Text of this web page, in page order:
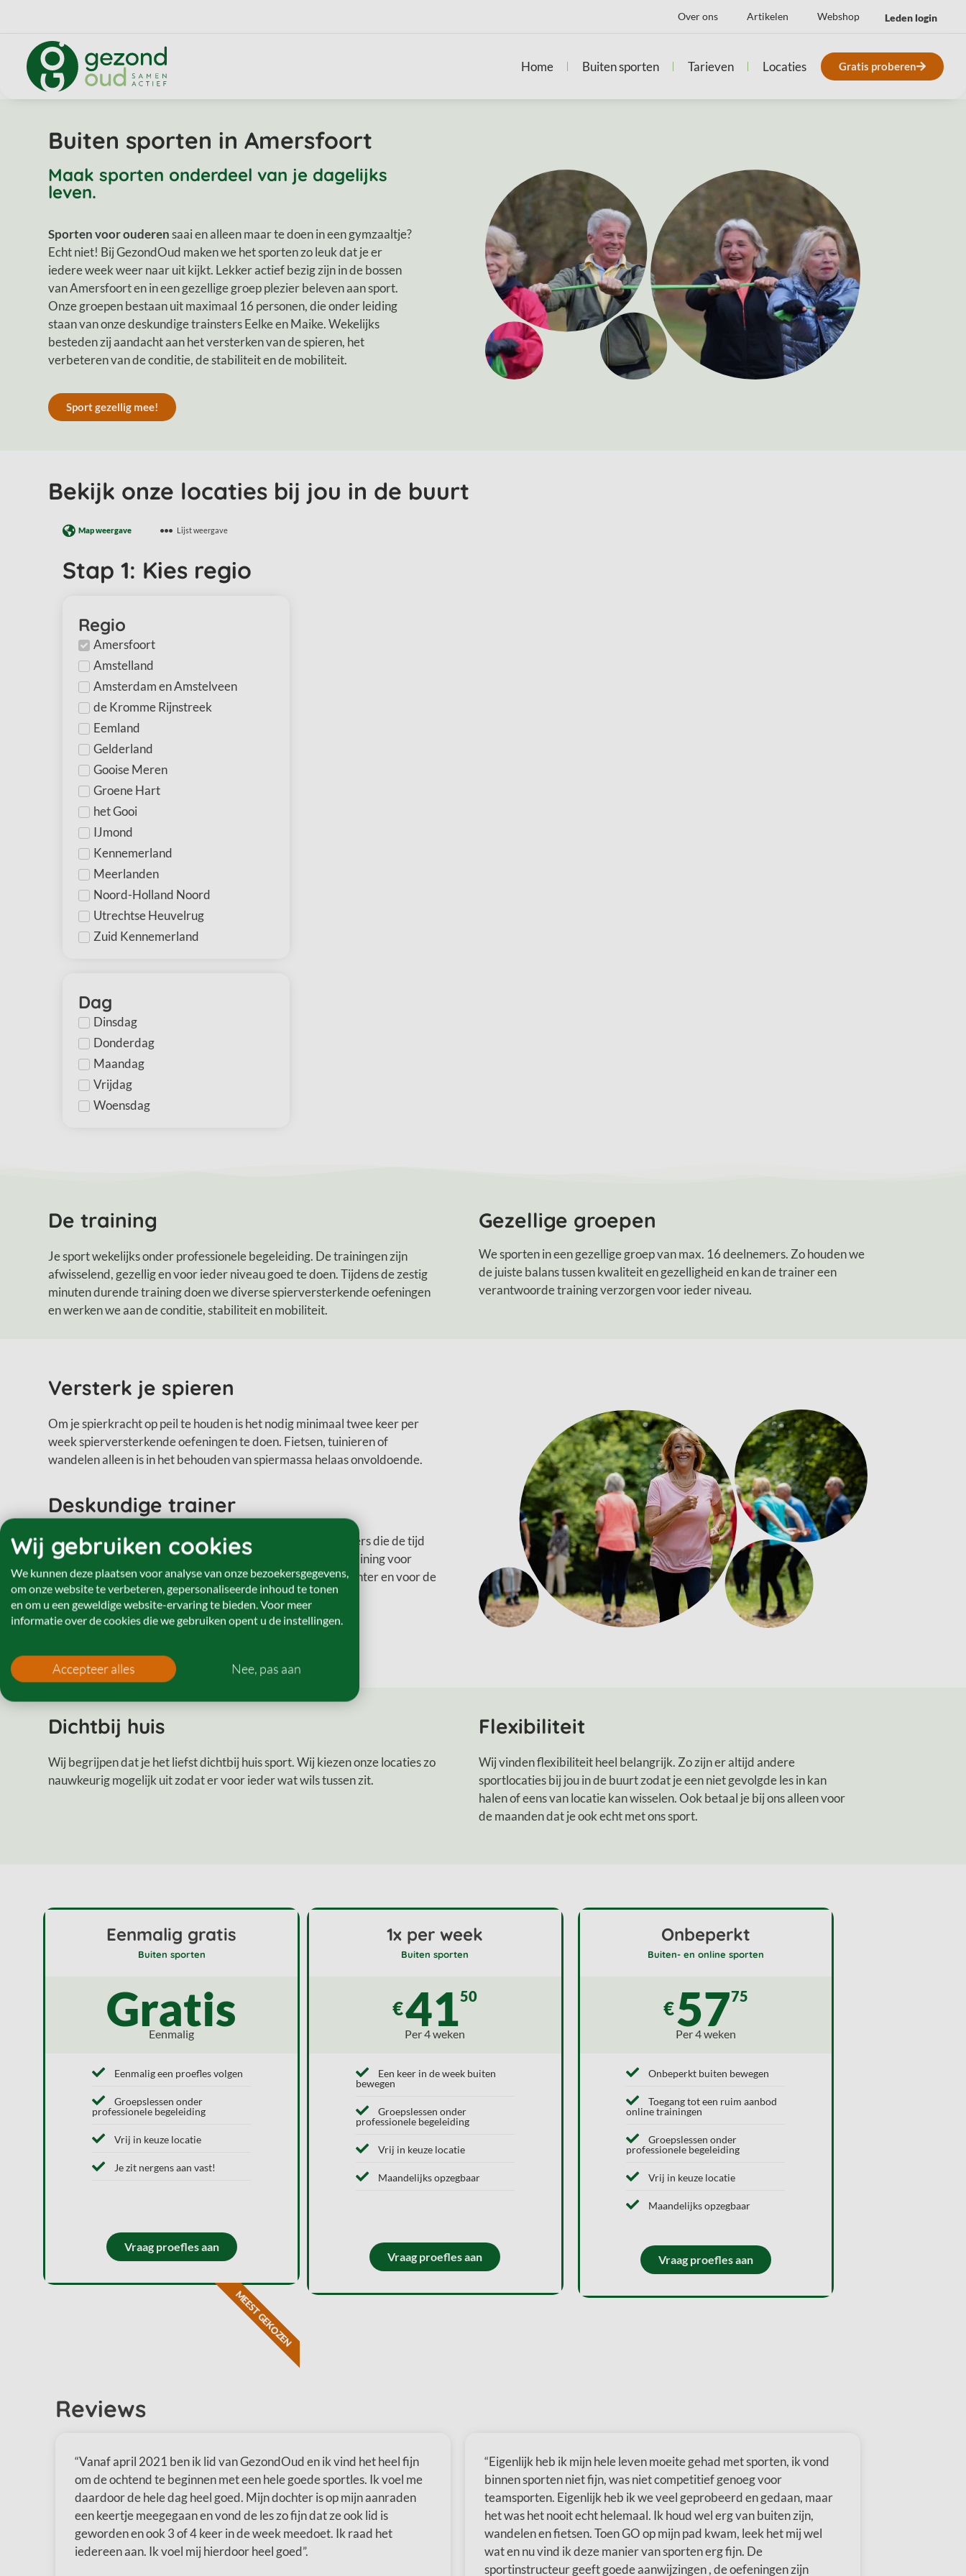
Over ons Artikelen Webshop Leden login
Home Buiten sporten Tarieven Locaties Gratis proberen
Buiten sporten in Amersfoort
Maak sporten onderdeel van je dagelijks
leven.
Sporten voor ouderensaai en alleen maar te doen in een gymzaaltje?
Echt niet! Bij GezondOud maken we het sporten zo leuk dat je er
iedere week weer naar uit kijkt. Lekker actief bezig zijn in de bossen
van Amersfoort en in een gezellige groep plezier beleven aan sport.
Onze groepen bestaan uit maximaal 16 personen, die onder leiding
staan van onze deskundige trainsters Eelke en Maike. Wekelijks
besteden zij aandacht aan het versterken van de spieren, het
verbeteren van de conditie, de stabiliteit en de mobiliteit.
Sport gezellig mee!
Bekijk onze locaties bij jou in de buurt
Map weergave Lijst weergave
Stap 1: Kies regio
Regio
Amersfoort
Amstelland
Amsterdam en Amstelveen
de Kromme Rijnstreek
Eemland
Gelderland
Gooise Meren
Groene Hart
het Gooi
IJmond
Kennemerland
Meerlanden
Noord-Holland Noord
Utrechtse Heuvelrug
Zuid Kennemerland
Dag
Dinsdag
Donderdag
Maandag
Vrijdag
Woensdag
De training
Je sport wekelijks onder professionele begeleiding. De trainingen zijn
afwisselend, gezellig en voor ieder niveau goed te doen. Tijdens de zestig
minuten durende training doen we diverse spierversterkende oefeningen
en werken we aan de conditie, stabiliteit en mobiliteit.
Gezellige groepen
We sporten in een gezellige groep van max. 16 deelnemers. Zo houden we
de juiste balans tussen kwaliteit en gezelligheid en kan de trainer een
verantwoorde training verzorgen voor ieder niveau.
Versterk je spieren
Om je spierkracht op peil te houden is het nodig minimaal twee keer per
week spierversterkende oefeningen te doen. Fietsen, tuinieren of
wandelen alleen is in het behouden van spiermassa helaas onvoldoende.
Deskundige trainer
Alle trainingen worden gegeven door gecertificeerde trainers die de tijd
nemen voor goede individuele begeleiding. Zij maken de training voor
ieder niveau aantrekkelijk, door de oefening voor de één lichter en voor de
ander juist uitdagender te maken.
Dichtbij huis
Wij begrijpen dat je het liefst dichtbij huis sport. Wij kiezen onze locaties zo
nauwkeurig mogelijk uit zodat er voor ieder wat wils tussen zit.
Flexibiliteit
Wij vinden flexibiliteit heel belangrijk. Zo zijn er altijd andere
sportlocaties bij jou in de buurt zodat je een niet gevolgde les in kan
halen of eens van locatie kan wisselen. Ook betaal je bij ons alleen voor
de maanden dat je ook echt met ons sport.
Eenmalig gratis
Buiten sporten
Gratis
Eenmalig
Eenmalig een proefles volgen
Groepslessen onder
professionele begeleiding
Vrij in keuze locatie
Je zit nergens aan vast!
Vraag proefles aan
MEEST GEKOZEN
1x per week
Buiten sporten
€4150
Per 4 weken
Een keer in de week buiten
bewegen
Groepslessen onder
professionele begeleiding
Vrij in keuze locatie
Maandelijks opzegbaar
Vraag proefles aan
Onbeperkt
Buiten- en online sporten
€5775
Per 4 weken
Onbeperkt buiten bewegen
Toegang tot een ruim aanbod
online trainingen
Groepslessen onder
professionele begeleiding
Vrij in keuze locatie
Maandelijks opzegbaar
Vraag proefles aan
“Vanaf april 2021 ben ik lid van GezondOud en ik vind het heel fijn
om de ochtend te beginnen met een hele goede sportles. Ik voel me
daardoor de hele dag heel goed. Mijn dochter is op mijn aanraden
een keertje meegegaan en vond de les zo fijn dat ze ook lid is
geworden en ook 3 of 4 keer in de week meedoet. Ik raad het
iedereen aan. Ik voel mij hierdoor heel goed”.
“Eigenlijk heb ik mijn hele leven moeite gehad met sporten, ik vond
binnen sporten niet fijn, was niet competitief genoeg voor
teamsporten. Eigenlijk heb ik we veel geprobeerd en gedaan, maar
het was het nooit echt helemaal. Ik houd wel erg van buiten zijn,
wandelen en fietsen. Toen GO op mijn pad kwam, leek het mij wel
wat en nu vind ik deze manier van sporten erg fijn. De
sportinstructeur geeft goede aanwijzingen , de oefeningen zijn
Wij gebruiken cookies
We kunnen deze plaatsen voor analyse van onze bezoekersgegevens,
om onze website te verbeteren, gepersonaliseerde inhoud te tonen
en om u een geweldige website-ervaring te bieden. Voor meer
informatie over de cookies die we gebruiken opent u de instellingen.
Accepteer alles Nee, pas aan